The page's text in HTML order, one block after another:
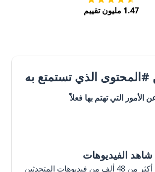
1.47 مليون تقييم
الذي تستمتع به
الأمور التي تهتم بها فعلاً
شاهد الفيديوهات
أكثر من 48 ألف من فيديوهات المتحدثين